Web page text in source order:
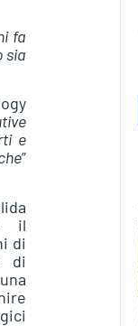
fa
sia
e
”
il
di
di